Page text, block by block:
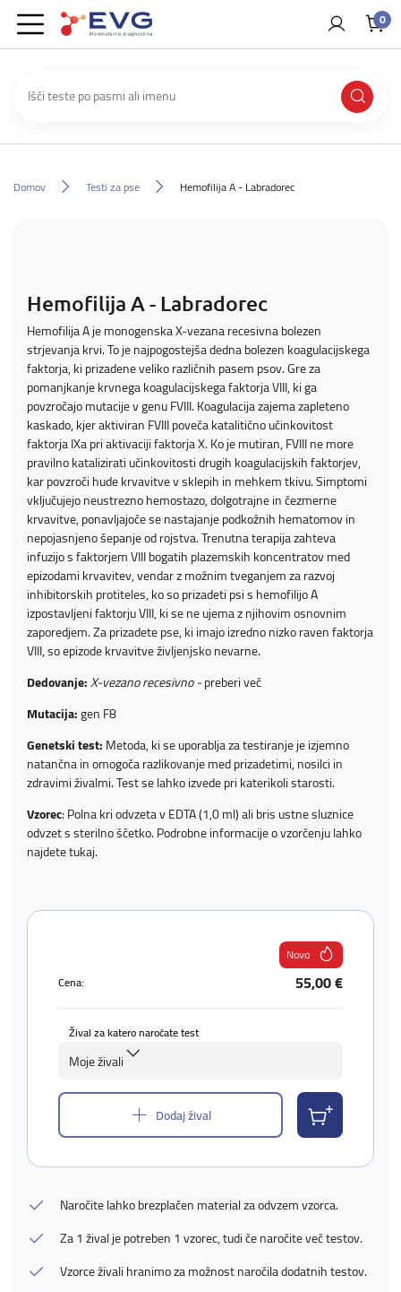
0
Domov Testi za pse Hemofilija A - Labradorec
Hemofilija A - Labradorec
Hemofilija A je monogenska X-vezana recesivna bolezen
strjevanja krvi. To je najpogostejša dedna bolezen koagulacijskega
faktorja, ki prizadene veliko različnih pasem psov. Gre za
pomanjkanje krvnega koagulacijskega faktorja VIII, ki ga
povzročajo mutacije v genu FVIII. Koagulacija zajema zapleteno
kaskado, kjer aktiviran FVIII poveča katalitično učinkovitost
faktorja IXa pri aktivaciji faktorja X. Ko je mutiran, FVIII ne more
pravilno katalizirati učinkovitosti drugih koagulacijskih faktorjev,
kar povzroči hude krvavitve v sklepih in mehkem tkivu. Simptomi
vključujejo neustrezno hemostazo, dolgotrajne in čezmerne
krvavitve, ponavljajoče se nastajanje podkožnih hematomov in
nepojasnjeno šepanje od rojstva. Trenutna terapija zahteva
infuzijo s faktorjem VIII bogatih plazemskih koncentratov med
epizodami krvavitev, vendar z možnim tveganjem za razvoj
inhibitorskih protiteles, ko so prizadeti psi s hemofilijo A
izpostavljeni faktorju VIII, ki se ne ujema z njihovim osnovnim
zaporedjem. Za prizadete pse, ki imajo izredno nizko raven faktorja
VIII, so epizode krvavitve življenjsko nevarne.
Dedovanje:X-vezano recesivno -preberi več
Mutacija:gen F8
Genetski test:Metoda, ki se uporablja za testiranje je izjemno
natančna in omogoča razlikovanje med prizadetimi, nosilci in
zdravimi živalmi. Test se lahko izvede pri katerikoli starosti.
Vzorec: Polna kri odvzeta v EDTA (1,0 ml) ali bris ustne sluznice
odvzet s sterilno ščetko. Podrobne informacije o vzorčenju lahko
najdetetukaj.
Novo
Cena:
55,00 €
Žival za katero naročate test
Moje živali
Dodaj žival
Naročite lahko brezplačen material za odvzem vzorca.
Za 1 žival je potreben 1 vzorec, tudi če naročite več testov.
Vzorce živali hranimo za možnost naročila dodatnih testov.